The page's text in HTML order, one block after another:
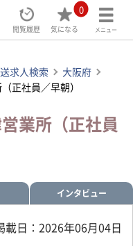
閲覧履歴
0
気になる メニュー
求人検索
大阪府
正社員／早朝）
業所（正社員
インタビュー
載日：2026年06月04日